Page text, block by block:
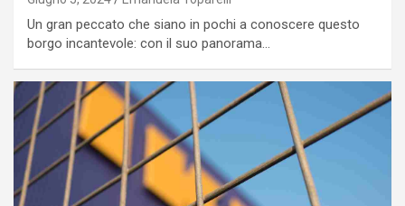
Un gran peccato che siano in pochi a conoscere questo
borgo incantevole: con il suo panorama…